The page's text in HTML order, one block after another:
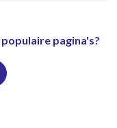
populaire pagina's?